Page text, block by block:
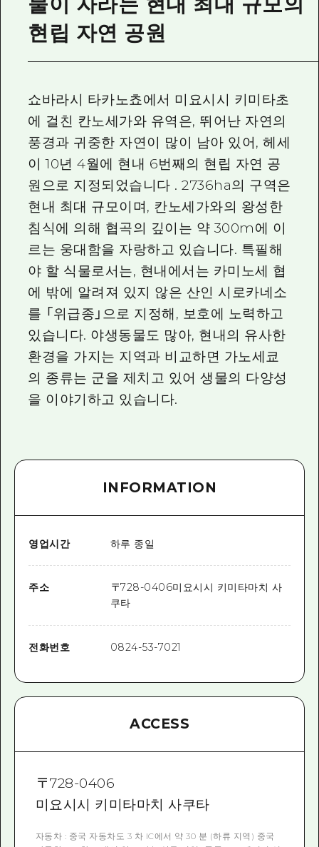
관광 안내 책자
현립 자연 공원
쇼바라시 타카노쵸에서 미요시시 키미타초
에 걸친 칸노세가와 유역은, 뛰어난 자연의
풍경과 귀중한 자연이 많이 남아 있어, 헤세
이 10년 4월에 현내 6번째의 현립 자연 공
원으로 지정되었습니다 . 2736ha의 구역은
현내 최대 규모이며, 칸노세가와의 왕성한
침식에 의해 협곡의 깊이는 약 300m에 이
르는 웅대함을 자랑하고 있습니다. 특필해
야 할 식물로서는, 현내에서는 카미노세 협
에 밖에 알려져 있지 않은 산인 시로카네소
를 「위급종」으로 지정해, 보호에 노력하고
있습니다. 야생동물도 많아, 현내의 유사한
환경을 가지는 지역과 비교하면 가노세쿄
의 종류는 군을 제치고 있어 생물의 다양성
을 이야기하고 있습니다.
INFORMATION
영업시간 하루 종일
주소 〒728-0406미요시시 키미타마치 사
쿠타
전화번호 0824-53-7021
ACCESS
〒728-0406
미요시시 키미타마치 사쿠타
자동차 : 중국 자동차도 3 차 IC에서 약 30 분 (하류 지역) 중국